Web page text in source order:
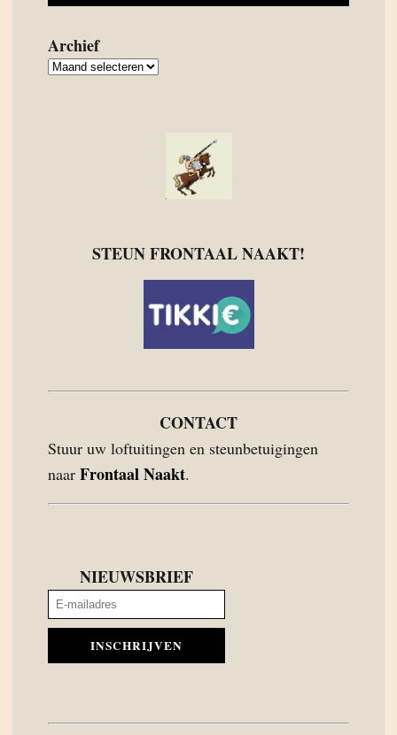
Archief
Archief
STEUN FRONTAAL NAAKT!
CONTACT
Stuur uw loftuitingen en steunbetuigingen
naar Frontaal Naakt.
NIEUWSBRIEF
INSCHRIJVEN